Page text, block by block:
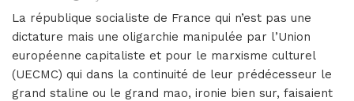
La république socialiste de France qui n’est pas une
dictature mais une oligarchie manipulée par l’Union
européenne capitaliste et pour le marxisme culturel
(UECMC) qui dans la continuité de leur prédécesseur le
grand staline ou le grand mao, ironie bien sur, faisaient